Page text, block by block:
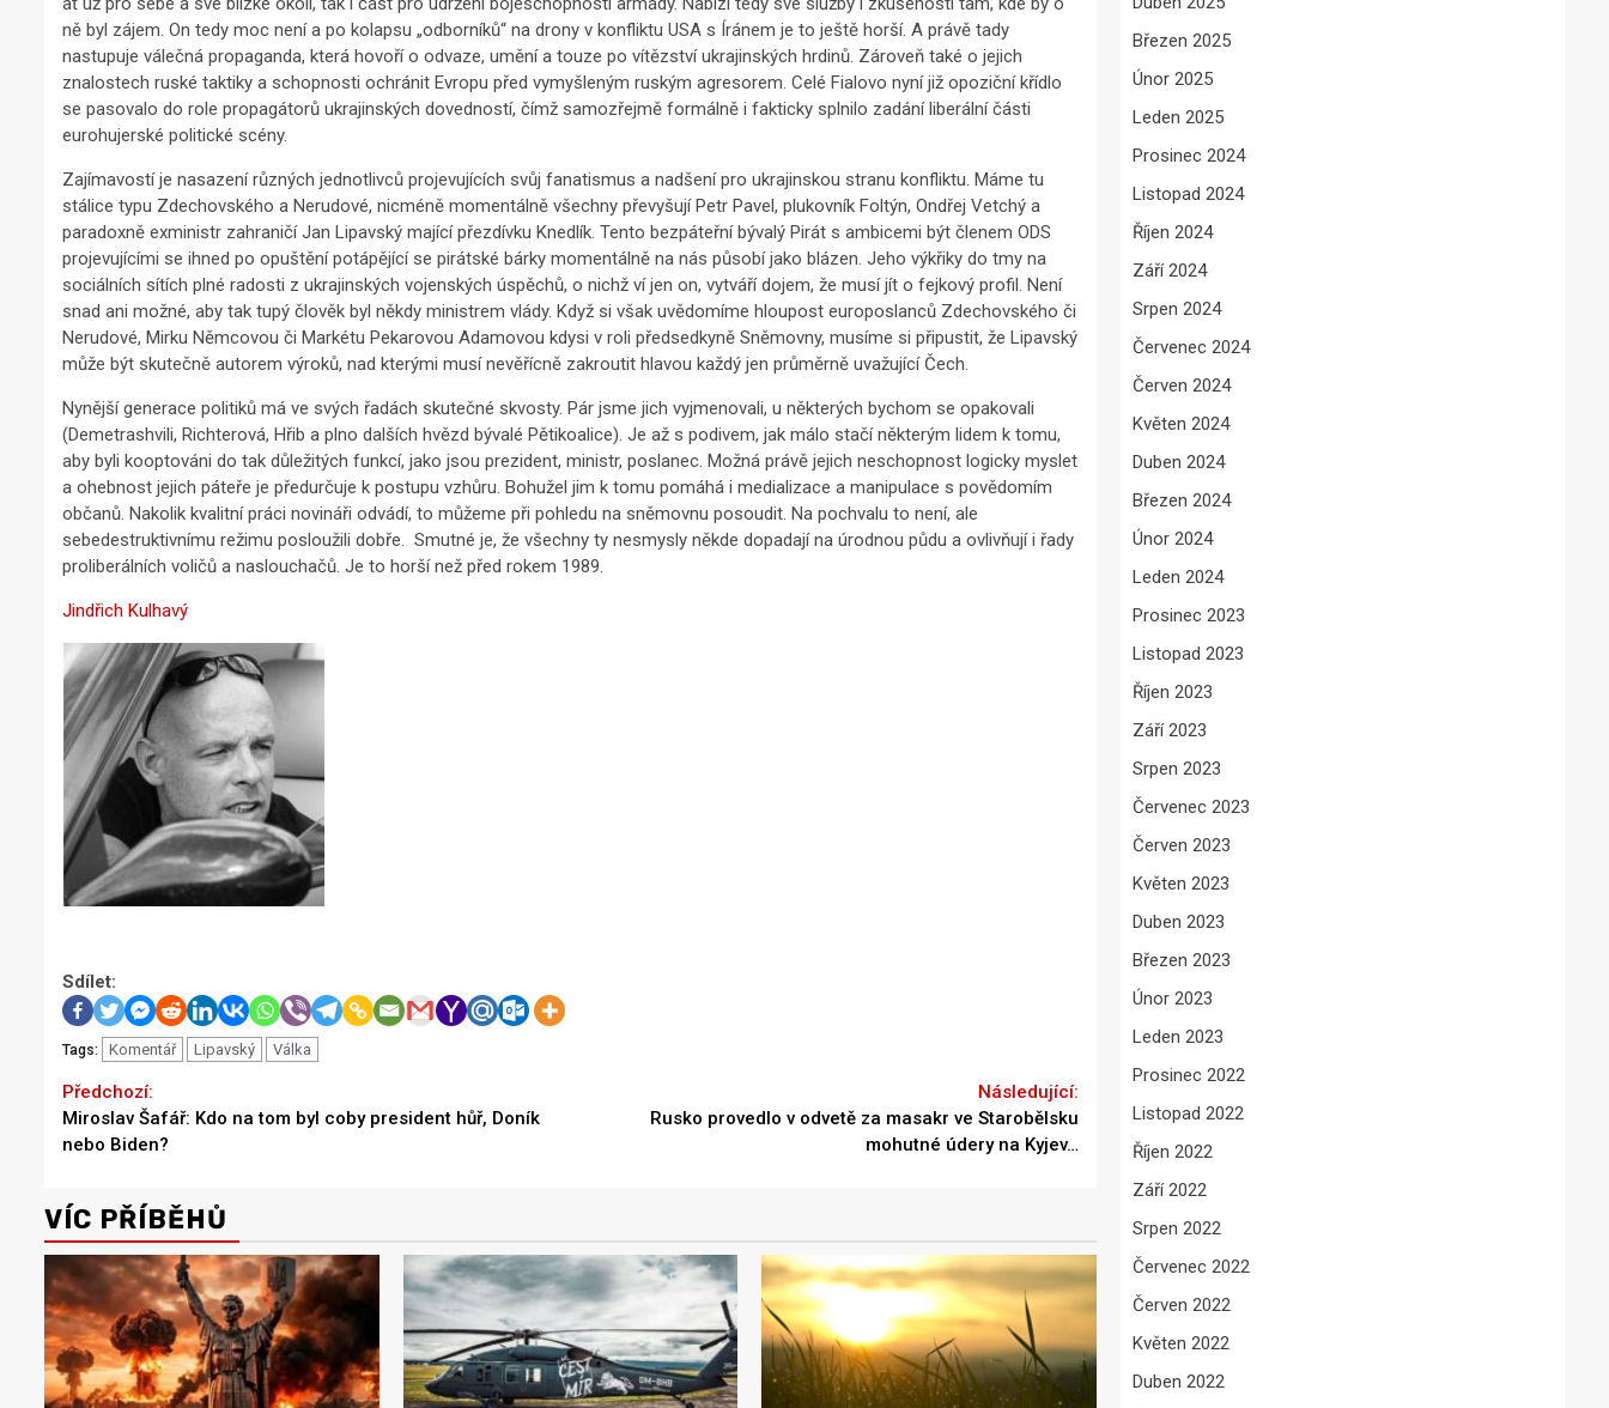
ně byl zájem. On tedy moc není a po kolapsu „odborníků“ na drony v konfliktu USA s Íránem je to ještě horší. A právě tady
nastupuje válečná propaganda, která hovoří o odvaze, umění a touze po vítězství ukrajinských hrdinů. Zároveň také o jejich
znalostech ruské taktiky a schopnosti ochránit Evropu před vymyšleným ruským agresorem. Celé Fialovo nyní již opoziční křídlo
se pasovalo do role propagátorů ukrajinských dovedností, čímž samozřejmě formálně i fakticky splnilo zadání liberální části
eurohujerské politické scény.
Zajímavostí je nasazení různých jednotlivců projevujících svůj fanatismus a nadšení pro ukrajinskou stranu konfliktu. Máme tu
stálice typu Zdechovského a Nerudové, nicméně momentálně všechny převyšují Petr Pavel, plukovník Foltýn, Ondřej Vetchý a
paradoxně exministr zahraničí Jan Lipavský mající přezdívku Knedlík. Tento bezpáteřní bývalý Pirát s ambicemi být členem ODS
projevujícími se ihned po opuštění potápějící se pirátské bárky momentálně na nás působí jako blázen. Jeho výkřiky do tmy na
sociálních sítích plné radosti z ukrajinských vojenských úspěchů, o nichž ví jen on, vytváří dojem, že musí jít o fejkový profil. Není
snad ani možné, aby tak tupý člověk byl někdy ministrem vlády. Když si však uvědomíme hloupost europoslanců Zdechovského či
Nerudové, Mirku Němcovou či Markétu Pekarovou Adamovou kdysi v roli předsedkyně Sněmovny, musíme si připustit, že Lipavský
může být skutečně autorem výroků, nad kterými musí nevěřícně zakroutit hlavou každý jen průměrně uvažující Čech.
Nynější generace politiků má ve svých řadách skutečné skvosty. Pár jsme jich vyjmenovali, u některých bychom se opakovali
(Demetrashvili, Richterová, Hřib a plno dalších hvězd bývalé Pětikoalice). Je až s podivem, jak málo stačí některým lidem k tomu,
aby byli kooptováni do tak důležitých funkcí, jako jsou prezident, ministr, poslanec. Možná právě jejich neschopnost logicky myslet
a ohebnost jejich páteře je předurčuje k postupu vzhůru. Bohužel jim k tomu pomáhá i medializace a manipulace s povědomím
občanů. Nakolik kvalitní práci novináři odvádí, to můžeme při pohledu na sněmovnu posoudit. Na pochvalu to není, ale
sebedestruktivnímu režimu posloužili dobře. Smutné je, že všechny ty nesmysly někde dopadají na úrodnou půdu a ovlivňují i řady
proliberálních voličů a naslouchačů. Je to horší než před rokem 1989.
Jindřich Kulhavý
Sdílet:
Tags: Komentář Lipavský Válka
Continue
Reading
Miroslav Šafář: Kdo na tom byl coby president hůř, Doník
nebo Biden?
Rusko provedlo v odvetě za masakr ve Starobělsku
mohutné údery na Kyjev…
VÍC PŘÍBĚHŮ
Březen 2025
Únor 2025
Leden 2025
Prosinec 2024
Listopad 2024
Říjen 2024
Září 2024
Srpen 2024
Červenec 2024
Červen 2024
Květen 2024
Duben 2024
Březen 2024
Únor 2024
Leden 2024
Prosinec 2023
Listopad 2023
Říjen 2023
Září 2023
Srpen 2023
Červenec 2023
Červen 2023
Květen 2023
Duben 2023
Březen 2023
Únor 2023
Leden 2023
Prosinec 2022
Listopad 2022
Říjen 2022
Září 2022
Srpen 2022
Červenec 2022
Červen 2022
Květen 2022
Duben 2022